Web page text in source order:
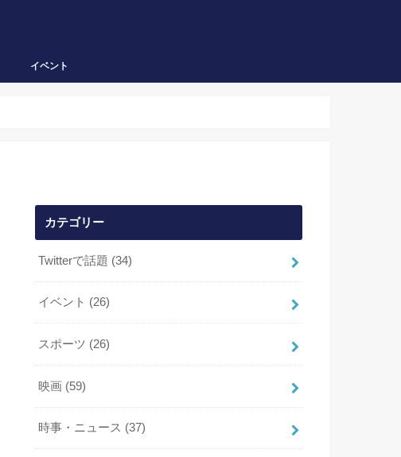
イベント
カテゴリー
Twitterで話題 (34)
イベント (26)
スポーツ (26)
映画 (59)
時事・ニュース (37)